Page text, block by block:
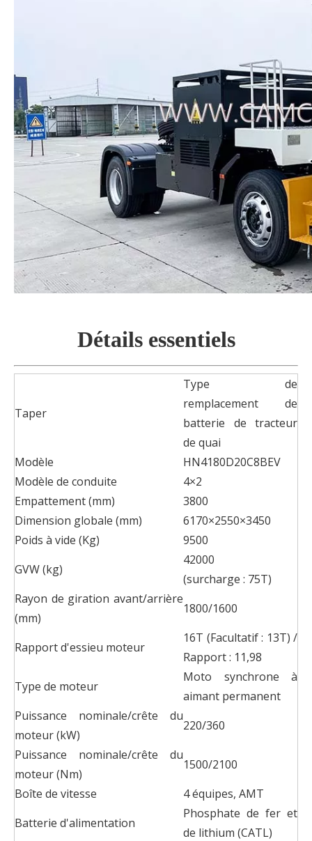
Détails essentiels
Taper
Type de
remplacement de
batterie de tracteur
de quai
Modèle
HN4180D20C8BEV
Modèle de conduite
4×2
Empattement (mm)
3800
Dimension globale (mm)
6170×2550×3450
Poids à vide (Kg)
9500
GVW (kg)
42000
(surcharge : 75T)
Rayon de giration avant/arrière
(mm)
1800/1600
Rapport d'essieu moteur
16T (Facultatif : 13T) /
Rapport : 11,98
Type de moteur
Moto synchrone à
aimant permanent
Puissance nominale/crête du
moteur (kW)
220/360
Puissance nominale/crête du
moteur (Nm)
1500/2100
Boîte de vitesse
4 équipes, AMT
Batterie d'alimentation
Phosphate de fer et
de lithium (CATL)